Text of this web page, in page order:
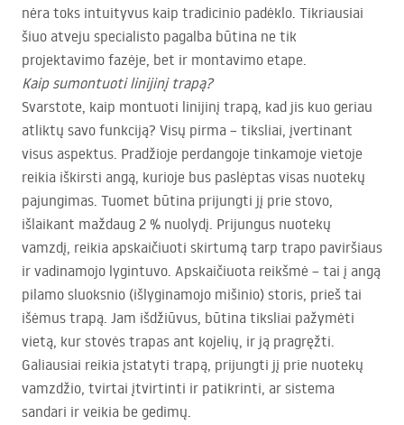
nėra toks intuityvus kaip tradicinio padėklo. Tikriausiai
šiuo atveju specialisto pagalba būtina ne tik
projektavimo fazėje, bet ir montavimo etape.
Kaip sumontuoti linijinį trapą?
Svarstote, kaip montuoti linijinį trapą, kad jis kuo geriau
atliktų savo funkciją? Visų pirma – tiksliai, įvertinant
visus aspektus. Pradžioje perdangoje tinkamoje vietoje
reikia iškirsti angą, kurioje bus paslėptas visas nuotekų
pajungimas. Tuomet būtina prijungti jį prie stovo,
išlaikant maždaug 2 % nuolydį. Prijungus nuotekų
vamzdį, reikia apskaičiuoti skirtumą tarp trapo paviršiaus
ir vadinamojo lygintuvo. Apskaičiuota reikšmė – tai į angą
pilamo sluoksnio (išlyginamojo mišinio) storis, prieš tai
išėmus trapą. Jam išdžiūvus, būtina tiksliai pažymėti
vietą, kur stovės trapas ant kojelių, ir ją pragręžti.
Galiausiai reikia įstatyti trapą, prijungti jį prie nuotekų
vamzdžio, tvirtai įtvirtinti ir patikrinti, ar sistema
sandari ir veikia be gedimų.